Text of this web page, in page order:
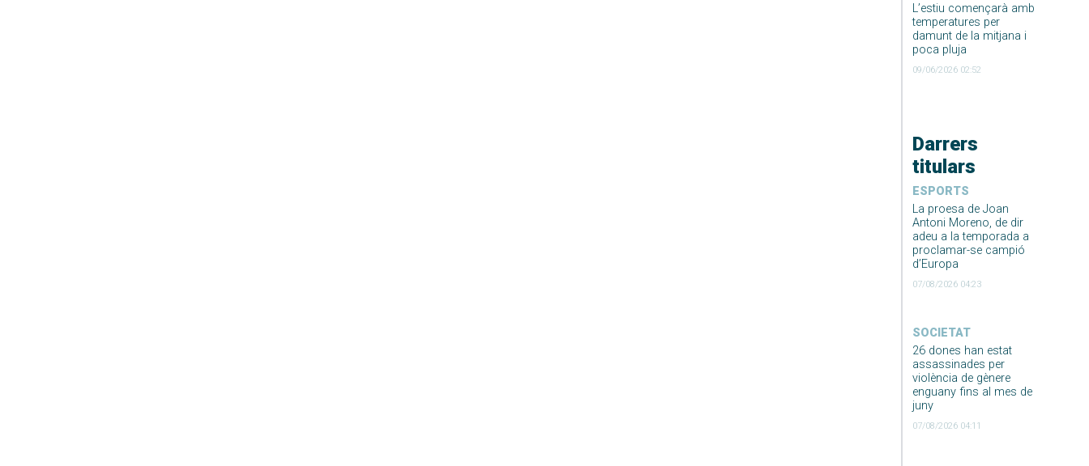
L’estiu començarà amb
temperatures per
damunt de la mitjana i
poca pluja
09/06/2026 02:52
Darrers
titulars
ESPORTS
La proesa de Joan
Antoni Moreno, de dir
adeu a la temporada a
proclamar-se campió
d’Europa
07/08/2026 04:23
SOCIETAT
26 dones han estat
assassinades per
violència de gènere
enguany fins al mes de
juny
07/08/2026 04:11